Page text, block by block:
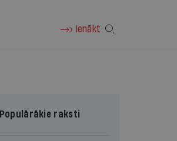
Ienākt
Populārākie raksti